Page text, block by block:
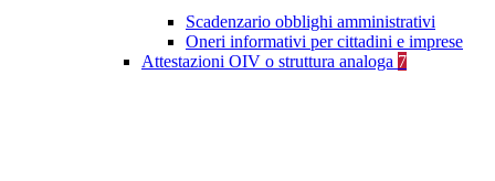
Scadenzario obblighi amministrativi
Oneri informativi per cittadini e imprese
Attestazioni OIV o struttura analoga 7